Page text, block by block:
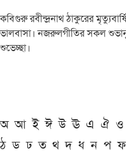
কবিগুরু রবীন্দ্রনাথ ঠাকুরের
ভালবাসা। নজরুলগীতির সকল
শুভেচ্ছা।
অ আ ই ঈ উ ঊ এ ঐ ও
ঠ ড ঢ ত থ দ ধ ন প ফ